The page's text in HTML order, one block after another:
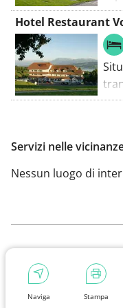
Naviga Stampa
di
Hotel Restaurant
Servizi nelle
Nessun luogo di